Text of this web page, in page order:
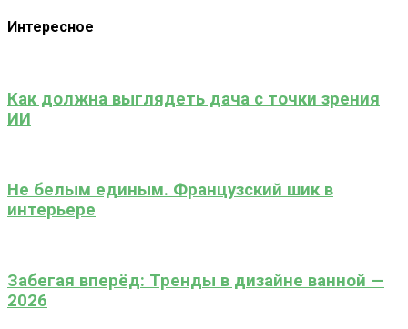
Интересное
Как должна выглядеть дача с точки зрения
ИИ
Не белым единым. Французский шик в
интерьере
Забегая вперёд: Тренды в дизайне ванной —
2026